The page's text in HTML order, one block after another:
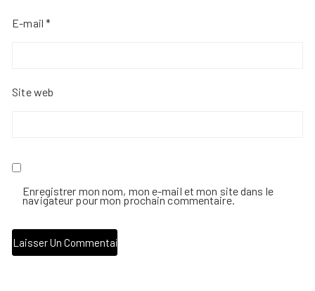
E-mail*
Site web
Enregistrer mon nom, mon e-mail et mon site dans le
navigateur pour mon prochain commentaire.